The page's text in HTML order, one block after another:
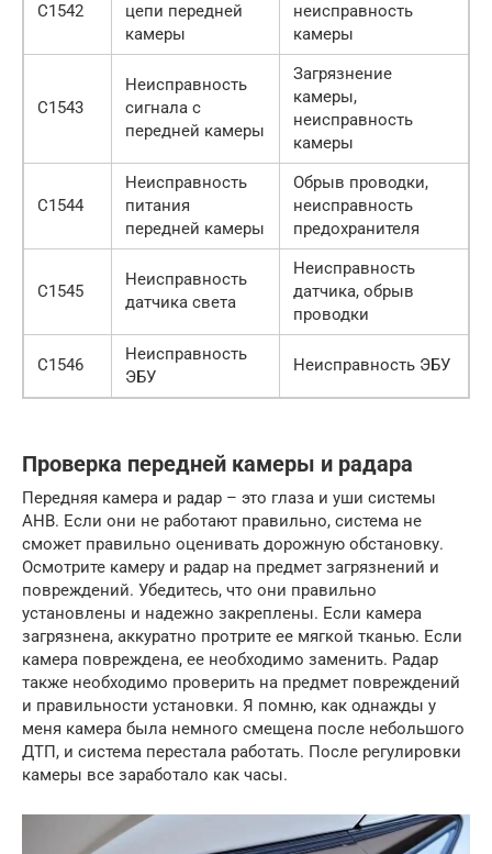
C1542
цепи передней
камеры
неисправность
камеры
C1543
Неисправность
сигнала с
передней камеры
Загрязнение
камеры,
неисправность
камеры
C1544
Неисправность
питания
передней камеры
Обрыв проводки,
неисправность
предохранителя
C1545
Неисправность
датчика света
Неисправность
датчика, обрыв
проводки
C1546
Неисправность
ЭБУ
Неисправность ЭБУ
Проверка передней камеры и радара
Передняя камера и радар – это глаза и уши системы
AHB. Если они не работают правильно, система не
сможет правильно оценивать дорожную обстановку.
Осмотрите камеру и радар на предмет загрязнений и
повреждений. Убедитесь, что они правильно
установлены и надежно закреплены. Если камера
загрязнена, аккуратно протрите ее мягкой тканью. Если
камера повреждена, ее необходимо заменить. Радар
также необходимо проверить на предмет повреждений
и правильности установки. Я помню, как однажды у
меня камера была немного смещена после небольшого
ДТП, и система перестала работать. После регулировки
камеры все заработало как часы.